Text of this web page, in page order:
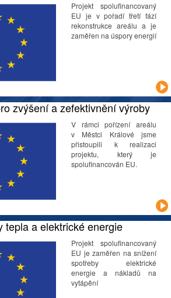
Projekt spolufinancovaný
EU je v pořadí třetí fází
rekonstrukce areálu a je
zaměřen na úspory energií
zvýšení a zefektivnění výroby
V rámci pořízení areálu
v Městci Králové jsme
přistoupili k realizaci
projektu, který je
spolufinancován EU.
tepla a elektrické energie
Projekt spolufinancovaný
EU je zaměřen na snížení
spotřeby elektrické
energie a nákladů na
vytápění